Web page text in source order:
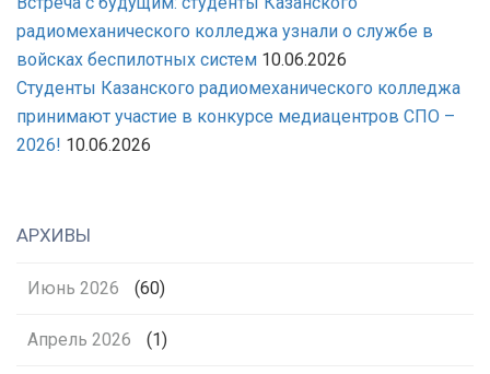
радиомеханического колледжа узнали о службе в
войсках беспилотных систем 10.06.2026
Студенты Казанского радиомеханического колледжа
принимают участие в конкурсе медиацентров СПО –
2026! 10.06.2026
АРХИВЫ
Июнь 2026 (60)
Апрель 2026 (1)